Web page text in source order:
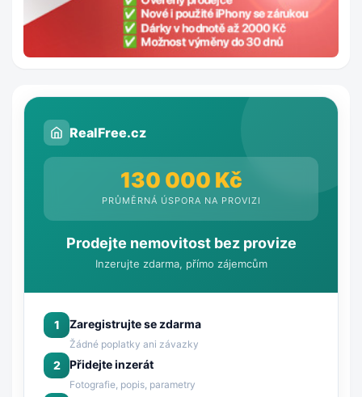
RealFree.cz
130 000 Kč
PRŮMĚRNÁ ÚSPORA NA PROVIZI
Prodejte nemovitost bez provize
Inzerujte zdarma, přímo zájemcům
1 Zaregistrujte se zdarma
Žádné poplatky ani závazky
2 Přidejte inzerát
Fotografie, popis, parametry